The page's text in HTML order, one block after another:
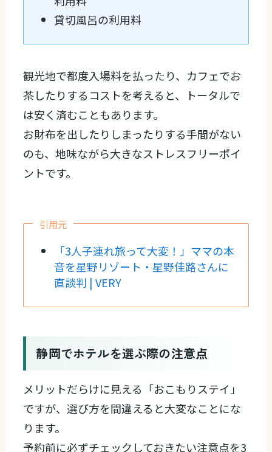
貸切風呂の利用料
観光地で都度入場料を払ったり、カフェでお
茶したりするコストを考えると、トータルで
は安く済むこともあります。
お財布を出したりしまったりする手間がない
のも、地味ながら大きなストレスフリーポイ
ントです。
引用元
「3人子連れ旅って大変！」ママの本
音を星野リゾート・星野佳路さんに
直談判 | VERY
静岡でホテルを選ぶ際の注意点
メリットだらけに見える「おこもりステイ」
ですが、選び方を間違えると大変なことにな
ります。
予約前に必ずチェックしておきたい注意点を3